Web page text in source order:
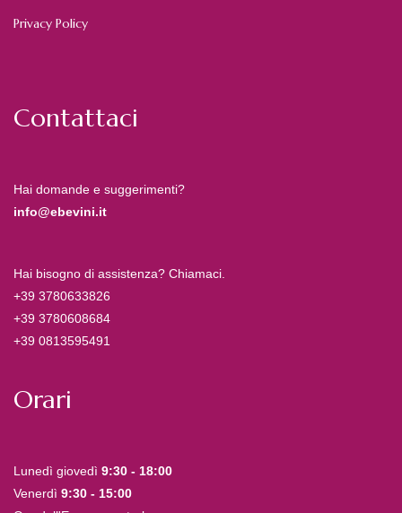
Privacy Policy
Contattaci
Hai domande e suggerimenti?
info@ebevini.it
Hai bisogno di assistenza? Chiamaci.
+39 3780633826
+39 3780608684
+39 0813595491
Orari
Lunedì giovedì 9:30 - 18:00
Venerdì 9:30 - 15:00